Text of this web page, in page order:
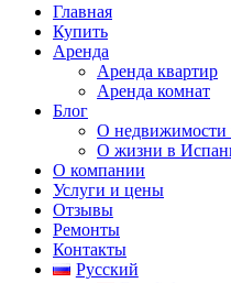
Главная
Купить
Аренда
Аренда квартир
Аренда комнат
Блог
О недвижимости
О жизни в
О компании
Услуги и цены
Отзывы
Ремонты
Контакты
Русский